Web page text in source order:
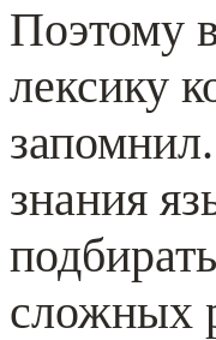
Поэтому
лексику
знания
сложных